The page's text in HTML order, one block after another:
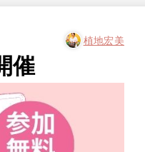
植地宏美
催